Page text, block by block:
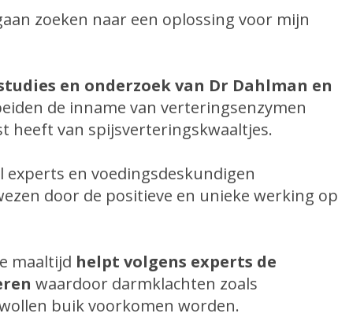
zoeken naar een oplossing voor mijn
en onderzoek van Dr Dahlman en
de inname van verteringsenzymen
heeft van spijsverteringskwaaltjes.
en voedingsdeskundigen
door de positieve en unieke werking op
maaltijd helpt volgens experts de
waardoor darmklachten zoals
buik voorkomen worden.